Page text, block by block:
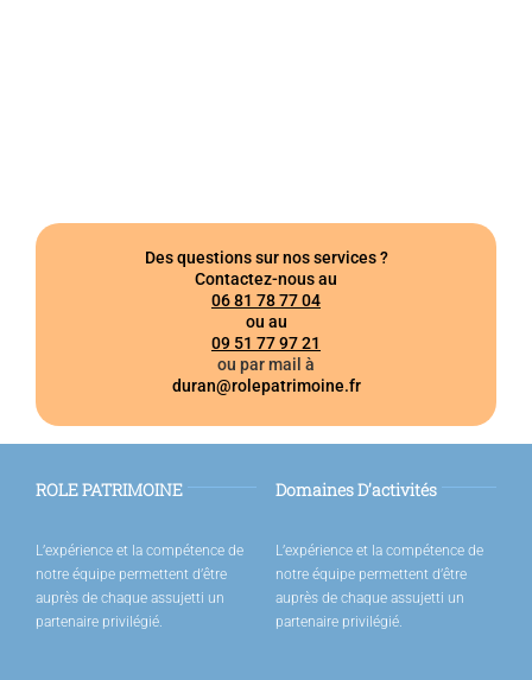
Des questions sur nos services ?
Contactez-nous au
06 81 78 77 04
ou au
09 51 77 97 21
ou par mail à
duran@rolepatrimoine.fr
ROLE PATRIMOINE
L’expérience et la compétence de
notre équipe permettent d’être
auprès de chaque assujetti un
partenaire privilégié.
Domaines D’activités
L’expérience et la compétence de
notre équipe permettent d’être
auprès de chaque assujetti un
partenaire privilégié.